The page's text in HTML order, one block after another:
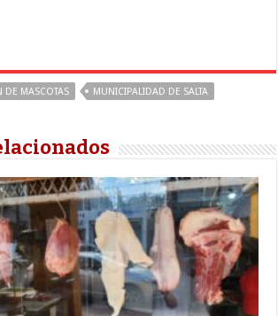
DE MASCOTAS MUNICIPALIDAD DE SALTA